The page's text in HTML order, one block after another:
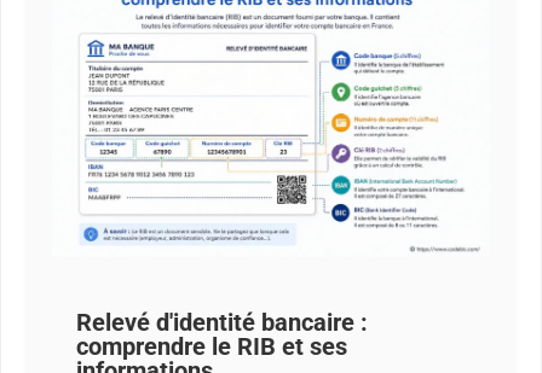
Relevé d'identité bancaire :
comprendre le RIB et ses